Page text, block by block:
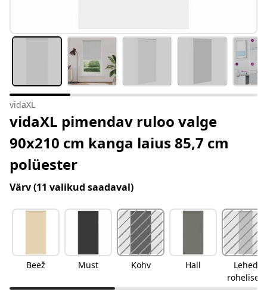
vidaXL
vidaXL pimendav ruloo valge
90x210 cm kanga laius 85,7 cm
polüester
Värv(11 valikud saadaval)
Beež Must Kohv Hall
Lehed
rohelised